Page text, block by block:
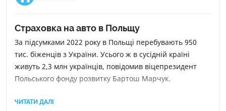
Страховка на авто в Польщу
За підсумками 2022 року в Польщі перебувають 950
тис. біженців з України. Усього ж в сусідній країні
живуть 2,3 млн українців, повідомив віцепрезидент
Польського фонду розвитку Бартош Марчук.
ЧИТАТИ ДАЛІ